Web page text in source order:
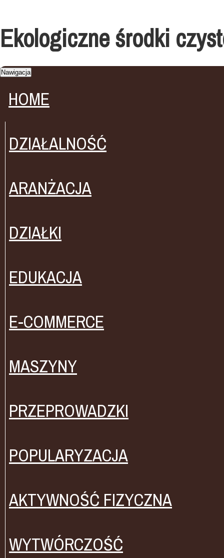
Ekologiczne środki
Nawigacja
HOME
DZIAŁALNOŚĆ
ARANŻACJA
DZIAŁKI
EDUKACJA
E-COMMERCE
MASZYNY
PRZEPROWADZKI
POPULARYZACJA
AKTYWNOŚĆ FIZYCZNA
WYTWÓRCZOŚĆ